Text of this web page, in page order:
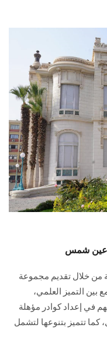
عين شمس
من خلال تقديم مجموعة
بين التميز العلمي،
في إعداد كوادر مؤهلة
كما تتميز بتنوعها لتشمل